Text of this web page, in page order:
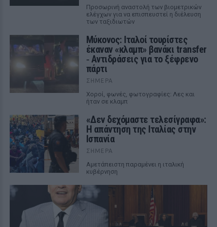
Προσωρινή αναστολή των βιομετρικών
ελέγχων για να επισπευστεί η διέλευση
των ταξιδιωτών
Μύκονος: Ιταλοί τουρίστες
έκαναν «κλαμπ» βανάκι transfer
‑ Αντιδράσεις για το ξέφρενο
πάρτι
ΣΉΜΕΡΑ
Χοροί, φωνές, φωτογραφίες: Λες και
ήταν σε κλαμπ
«Δεν δεχόμαστε τελεσίγραφα»:
Η απάντηση της Ιταλίας στην
Ισπανία
ΣΉΜΕΡΑ
Αμετάπειστη παραμένει η ιταλική
κυβέρνηση